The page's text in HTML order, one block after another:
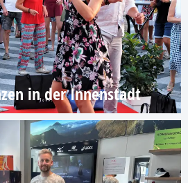
in der Innenstadt